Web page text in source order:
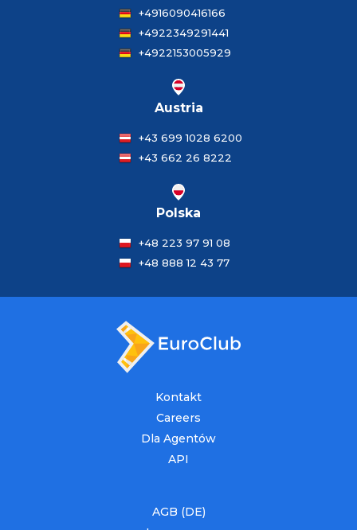
+4916090416166
+4922349291441
+4922153005929
Austria
+43 699 1028 6200
+43 662 26 8222
Polska
+48 223 97 91 08
+48 888 12 43 77
Kontakt
Careers
Dla Agentów
API
AGB (DE)